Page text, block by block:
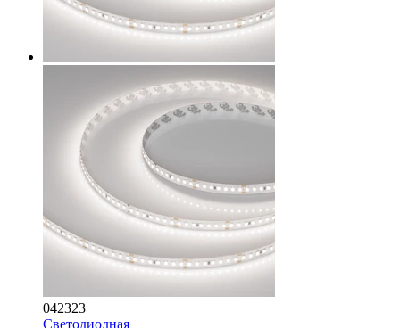
042323
Светодиодная